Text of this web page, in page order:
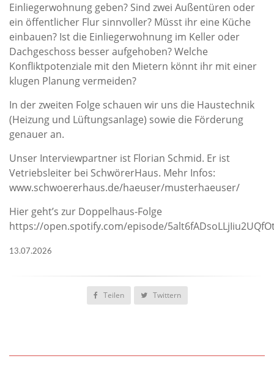
Einliegerwohnung geben? Sind zwei Außentüren oder
ein öffentlicher Flur sinnvoller? Müsst ihr eine Küche
einbauen? Ist die Einliegerwohnung im Keller oder
Dachgeschoss besser aufgehoben? Welche
Konfliktpotenziale mit den Mietern könnt ihr mit einer
klugen Planung vermeiden?
In der zweiten Folge schauen wir uns die Haustechnik
(Heizung und Lüftungsanlage) sowie die Förderung
genauer an.
Unser Interviewpartner ist Florian Schmid. Er ist
Vetriebsleiter bei SchwörerHaus. Mehr Infos:
www.schwoererhaus.de/haeuser/musterhaeuser/
Hier geht’s zur Doppelhaus-Folge
https://open.spotify.com/episode/
13.07.2026
Teilen Twittern